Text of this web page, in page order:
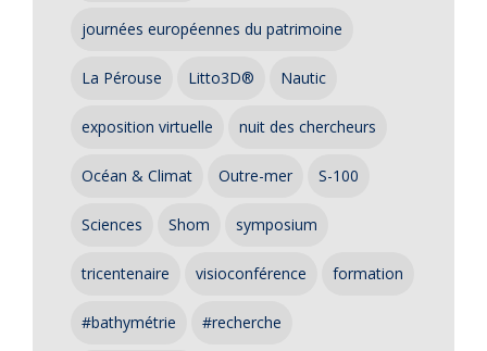
journées européennes du patrimoine
La Pérouse Litto3D® Nautic
exposition virtuelle nuit des chercheurs
Océan & Climat Outre-mer S-100
Sciences Shom symposium
tricentenaire visioconférence formation
#bathymétrie #recherche